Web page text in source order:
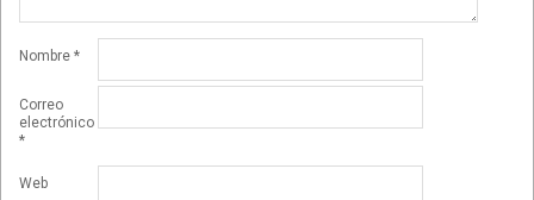
Nombre *
Correo
electrónico
*
Web